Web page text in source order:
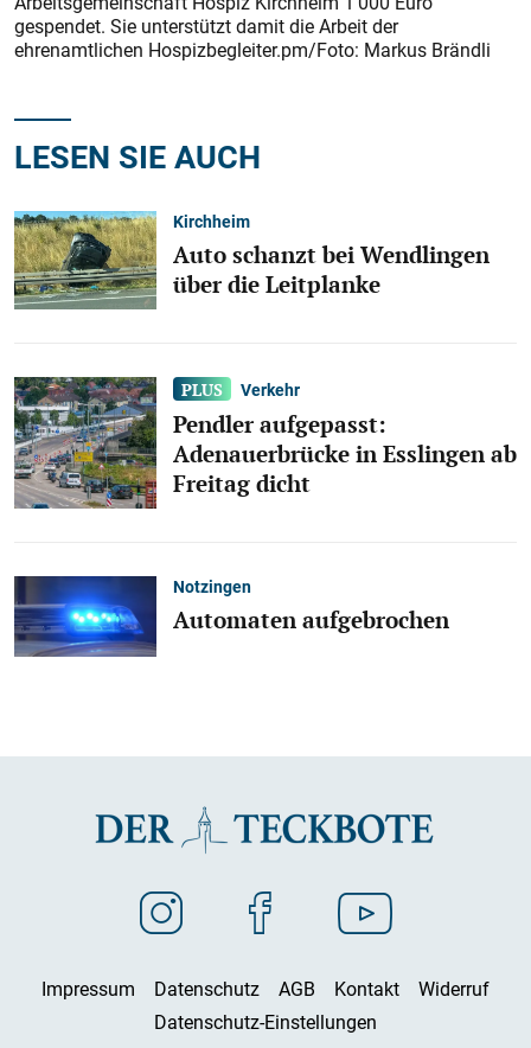
gespendet. Sie unterstützt damit die Arbeit der
ehrenamtlichen Hospizbegleiter.pm/Foto: Markus Brändli
LESEN SIE AUCH
Kirchheim
Auto schanzt bei Wendlingen
über die Leitplanke
Verkehr
Pendler aufgepasst:
Adenauerbrücke in Esslingen ab
Freitag dicht
Notzingen
Automaten aufgebrochen
Impressum Datenschutz AGB Kontakt
Widerruf
Datenschutz-Einstellungen